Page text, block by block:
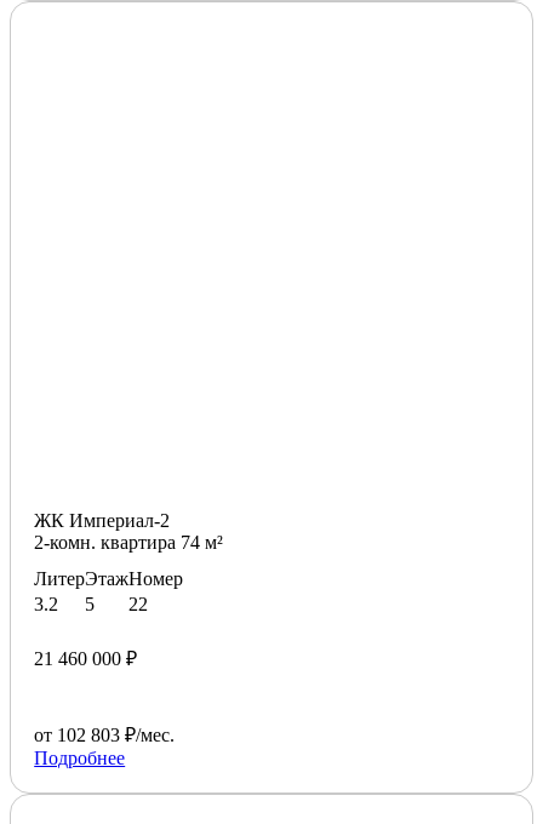
ЖК Империал-2
2-комн. квартира 74 м²
Литер
3.2
Этаж
5
Номер
22
21 460 000 ₽
от 102 803 ₽/мес.
Подробнее